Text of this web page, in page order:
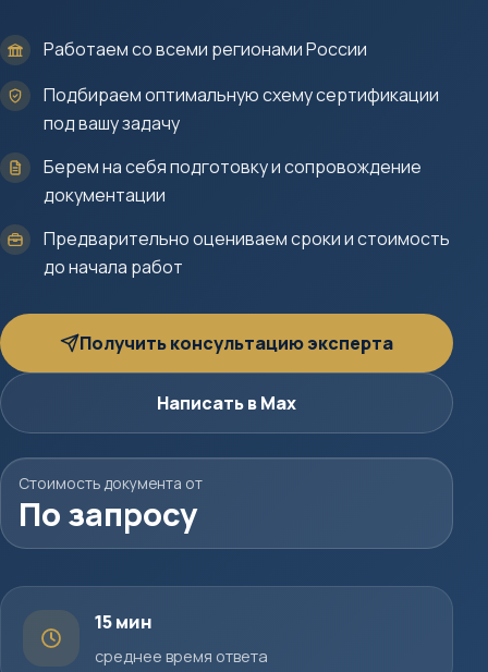
Работаем со всеми регионами России
Подбираем оптимальную схему сертификации
под вашу задачу
Берем на себя подготовку и сопровождение
документации
Предварительно оцениваем сроки и стоимость
до начала работ
Получить консультацию эксперта
Написать в Max
Стоимость документа от
По запросу
15 мин
среднее время ответа